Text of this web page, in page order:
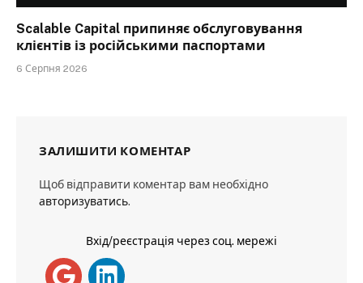
Scalable Capital припиняє обслуговування
клієнтів із російськими паспортами
6 Серпня 2026
ЗАЛИШИТИ КОМЕНТАР
Щоб відправити коментар вам необхідно
авторизуватись.
Вхід/реєстрація через соц. мережі